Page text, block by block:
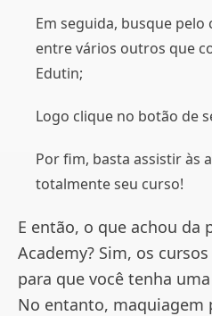
Em seguida, busque
entre vários outros que
Edutin;
Logo clique no botão de
Por fim, basta assistir às
totalmente seu curso!
E então, o que achou da
Academy? Sim, os
para que você tenha
No entanto, maquiagem